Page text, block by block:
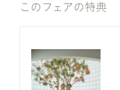
このフェアの特典